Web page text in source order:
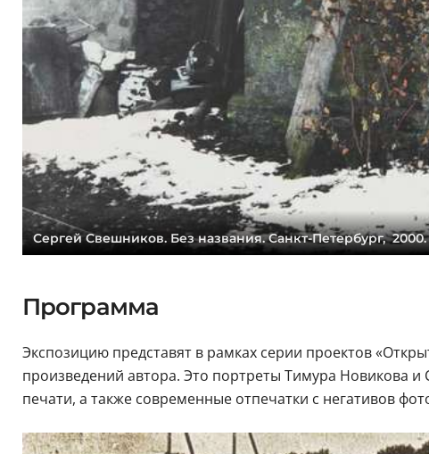
Сергей Свешников. Без названия. Санкт-Петербург,
Программа
Экспозицию представят в рамках серии проектов
произведений автора. Это портреты Тимура Новикова и
печати, а также современные отпечатки с негативов